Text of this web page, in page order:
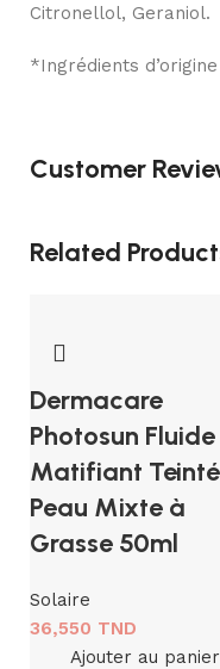
Citronellol, Geraniol.
*Ingrédients
Customer
Related
Dermacare
Photosun Fluide
Matifiant Teinté
Peau Mixte à
Grasse 50ml
Solaire
36,550 TND
Ajouter au panier